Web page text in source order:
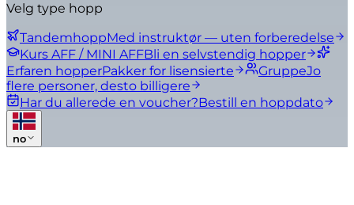
Velg type hopp
TandemhoppMed instruktør — uten forberedelse
Kurs AFF / MINI AFFBli en selvstendig hopper
Erfaren hopperPakker for lisensierte GruppeJo
flere personer, desto billigere
Har du allerede en voucher?Bestill en hoppdato
no